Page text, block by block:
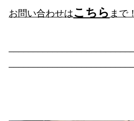
お問い合わせはこちら まで！